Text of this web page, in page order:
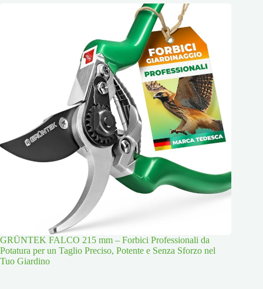
GRÜNTEK FALCO 215 mm – Forbici Professionali da
Potatura per un Taglio Preciso, Potente e Senza Sforzo nel
Tuo Giardino